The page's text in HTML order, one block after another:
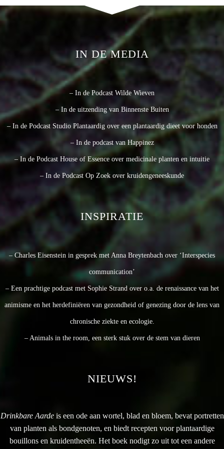
IN DE MEDIA
– In de Podcast Wilde Wieven
– In de uitzending van Binnenste Buiten
– In de Podcast Studio Plantaardig over een plantaardig dieet voor honden
– In de podcast van Happinez
– In de Podcast House of Essence over medicinale planten en intuitie
– In de Podcast Op Zoek over kruidengeneeskunde
INSPIRATIE
– Charles Eisenstein in gesprek met Anna Breytenbach over ‘Interspecies
communication’
– Een prachtige podcast met Sophie Strand over o.a. de renaissance van het
animisme en het herdefiniëren van gezondheid of genezing door de lens van
chronische ziekte en ecologie.
– Animals in the room, een sterk stuk over de stem van dieren
NIEUWS!
Drinkbare Aarde is een ode aan wortel, blad en bloem, bevat portretten
van planten als bondgenoten, en biedt recepten voor plantaardige
bouillons en kruidentheeën. Het boek nodigt zo uit tot een andere